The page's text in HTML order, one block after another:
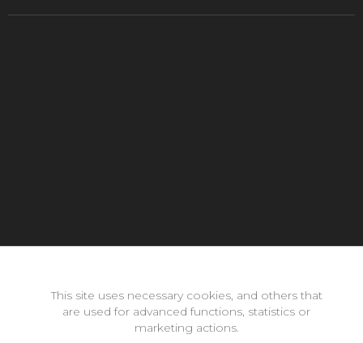
This site uses necessary cookies, and others that
are used for advanced functions, statistics or
marketing actions.
Copyright © 2026 neomode - IES Zaidín Vergeles - Granada -